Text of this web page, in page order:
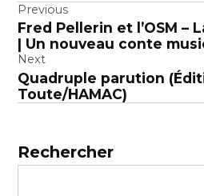
Navigation
de
l’article
Previous
Fred Pellerin et l’OSM –
| Un nouveau conte
Next
Quadruple parution
Toute/HAMAC)
Rechercher